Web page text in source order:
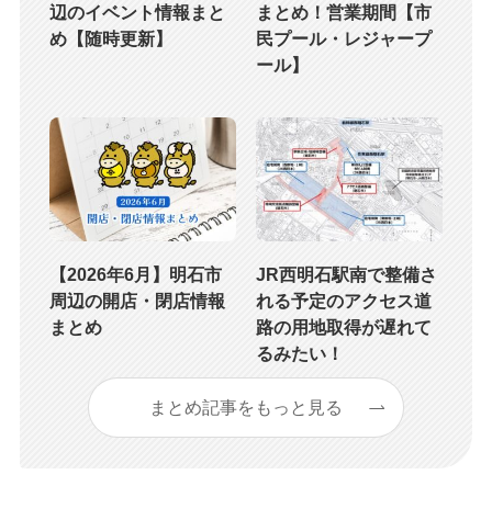
辺のイベント情報まと
め【随時更新】
まとめ！営業期間【市
民プール・レジャープ
ール】
【2026年6月】明石市
周辺の開店・閉店情報
まとめ
JR西明石駅南で整備さ
れる予定のアクセス道
路の用地取得が遅れて
るみたい！
まとめ記事をもっと見る